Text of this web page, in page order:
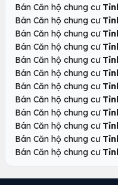
Bán Căn hộ chung cư
Bán Căn hộ chung cư
Bán Căn hộ chung cư
Bán Căn hộ chung cư
Bán Căn hộ chung cư
Bán Căn hộ chung cư
Bán Căn hộ chung cư
Bán Căn hộ chung cư
Bán Căn hộ chung cư
Bán Căn hộ chung cư
Bán Căn hộ chung cư
Bán Căn hộ chung cư